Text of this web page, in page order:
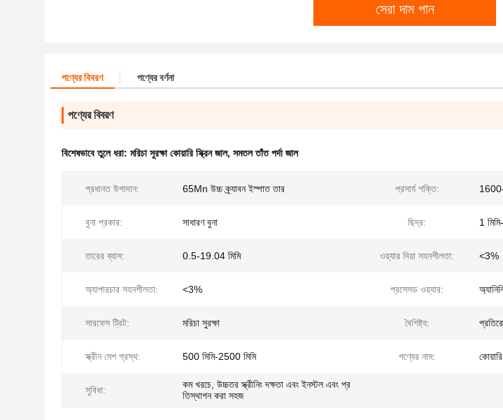
সেরা দাম পান
পণ্যের বিবরণ পণ্যের বর্ণনা
পণ্যের বিবরণ
বিশেষভাবে তুলে ধরা: মরিচা সুরক্ষা কোয়ারি স্ক্রিন জাল, সমতল তাঁত পর্দা জাল
প্রধানত উপাদান: 65Mn উচ্চ ক্র্যাবন ইস্পাত তার প্রসার্য শক্তি:
বুনা প্রকার: সাধারণ বুনা ছিদ্র: 1
তারের ব্যাস: 0.5-19.04 মিমি ওয়্যার দিয়া সহনশীলতা: <3%
অ্যাপারচার সহনশীলতা: <3% প্রসেসড ওয়্যার:
সারফেস ট্রিট: মরিচা সুরক্ষা বৈশিষ্ট্য:
স্ক্রীন মেশ প্রস্থ: 500 মিমি-2500 মিমি পণ্যের নাম:
সুবিধা:
কম খরচে, উচ্চতর স্ক্রীনিং দক্ষতা এবং ইনস্টল এবং প্র
তিস্থাপন করা সহজ